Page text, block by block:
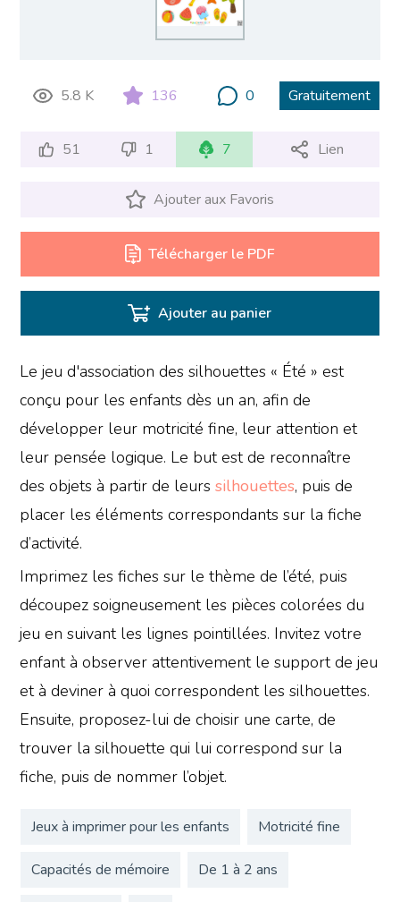
5.8 K 136 0 Gratuitement
51 1 7 Lien
Ajouter aux Favoris
Télécharger le PDF
Ajouter au panier
Le jeu d'association des silhouettes « Été » est
conçu pour les enfants dès un an, afin de
développer leur motricité fine, leur attention et
leur pensée logique. Le but est de reconnaître
des objets à partir de leurssilhouettes, puis de
placer les éléments correspondants sur la fiche
d’activité.
Imprimez les fiches sur le thème de l’été, puis
découpez soigneusement les pièces colorées du
jeu en suivant les lignes pointillées. Invitez votre
enfant à observer attentivement le support de jeu
et à deviner à quoi correspondent les silhouettes.
Ensuite, proposez-lui de choisir une carte, de
trouver la silhouette qui lui correspond sur la
fiche, puis de nommer l’objet.
Jeux à imprimer pour les enfants Motricité fine
Capacités de mémoire De 1 à 2 ans